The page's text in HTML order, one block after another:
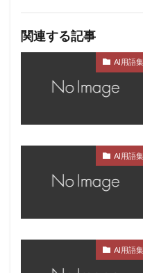
関連する記事
AI用語集
AI用語集
AI用語集